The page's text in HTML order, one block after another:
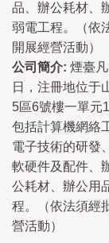
品、辦公耗材、
弱電工程。（依
開展經營活動）
公司簡介: 煙臺
日，注冊地位于
5區6號樓一單元
包括計算機網絡
電子技術的研發
軟硬件及配件、
公耗材、辦公用
程。（依法須經
營活動）